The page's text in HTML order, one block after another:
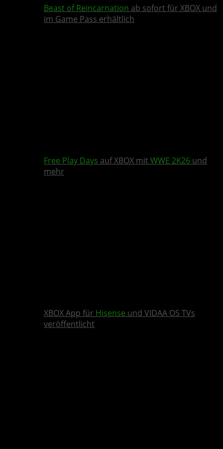
Beast of Reincarnation ab sofort für XBOX und
im Game Pass erhältlich
Free Play Days auf XBOX mit WWE 2K26 und
mehr
XBOX App für Hisense und VIDAA OS TVs
veröffentlicht